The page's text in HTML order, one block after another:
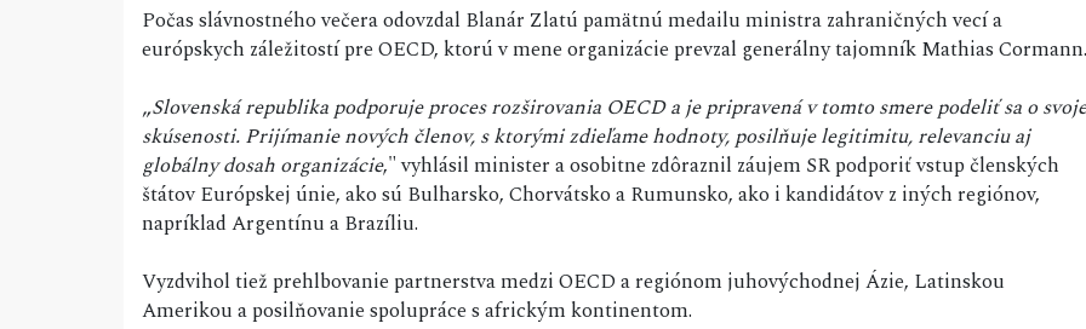
Počas slávnostného večera odovzdal Blanár Zlatú pamätnú medailu ministra zahraničných vecí a
európskych záležitostí pre OECD, ktorú v mene organizácie prevzal generálny tajomník Mathias Cormann.
„Slovenská republika podporuje proces rozširovania OECD a je pripravená v tomto smere podeliť sa o svoje
skúsenosti. Prijímanie nových členov, s ktorými zdieľame hodnoty, posilňuje legitimitu, relevanciu aj
globálny dosah organizácie," vyhlásil minister a osobitne zdôraznil záujem SR podporiť vstup členských
štátov Európskej únie, ako sú Bulharsko, Chorvátsko a Rumunsko, ako i kandidátov z iných regiónov,
napríklad Argentínu a Brazíliu.
Vyzdvihol tiež prehlbovanie partnerstva medzi OECD a regiónom juhovýchodnej Ázie, Latinskou
Amerikou a posilňovanie spolupráce s africkým kontinentom.